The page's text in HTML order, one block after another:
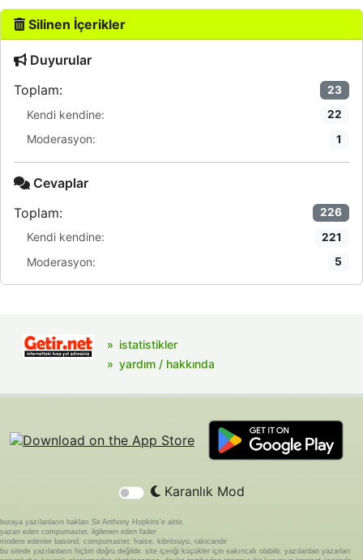
Silinen İçerikler
Duyurular
Toplam:
23
Kendi kendine: 22
Moderasyon: 1
Cevaplar
Toplam:
226
Kendi kendine: 221
Moderasyon: 5
istatistikler
yardım / hakkında
Karanlık Mod
buraya yazılanların hakları Sir Anthony Hopkins'e aittir.
yazan eden compumaster, ilgilenen eden fader
modere edenler basond, compumaster, fraise, kibritsuyu, rakicandir
bu sitede yazılanların hiçbiri doğru değildir. site içeriği küçükler için sakıncalı olabilir. yazılardan yazarları